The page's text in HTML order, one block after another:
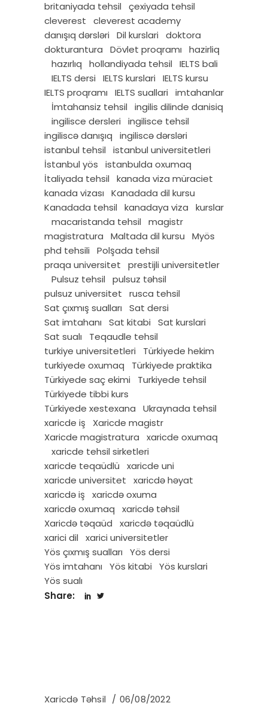
britaniyada tehsil
çexiyada tehsil
cleverest
cleverest academy
danışıq dərsləri
Dil kurslari
doktora
dokturantura
Dövlet proqramı
hazirliq
hazırlıq
hollandiyada tehsil
IELTS bali
IELTS dersi
IELTS kurslari
IELTS kursu
IELTS proqramı
IELTS suallari
imtahanlar
İmtahansiz tehsil
ingilis dilinde danisiq
ingilisce dersleri
ingilisce tehsil
ingiliscə danışıq
ingiliscə dərsləri
istanbul tehsil
istanbul universitetleri
İstanbul yös
istanbulda oxumaq
İtaliyada tehsil
kanada viza müraciet
kanada vizası
Kanadada dil kursu
Kanadada tehsil
kanadaya viza
kurslar
macaristanda tehsil
magistr
magistratura
Maltada dil kursu
Myös
phd tehsili
Polşada tehsil
praqa universitet
prestijli universitetler
Pulsuz tehsil
pulsuz təhsil
pulsuz universitet
rusca tehsil
Sat çıxmış sualları
Sat dersi
Sat imtahanı
Sat kitabi
Sat kurslari
Sat sualı
Teqaudle tehsil
turkiye universitetleri
Türkiyede hekim
turkiyede oxumaq
Türkiyede praktika
Türkiyede saç ekimi
Turkiyede tehsil
Türkiyede tibbi kurs
Türkiyede xestexana
Ukraynada tehsil
xaricde iş
Xaricde magistr
Xaricde magistratura
xaricde oxumaq
xaricde tehsil sirketleri
xaricde teqaüdlü
xaricde uni
xaricde universitet
xaricdə həyat
xaricdə iş
xaricdə oxuma
xaricdə oxumaq
xaricdə təhsil
Xaricdə təqaüd
xaricdə təqaüdlü
xarici dil
xarici universitetler
Yös çıxmış sualları
Yös dersi
Yös imtahanı
Yös kitabi
Yös kurslari
Yös sualı
Share:
Xaricdə Təhsil 06/08/2022